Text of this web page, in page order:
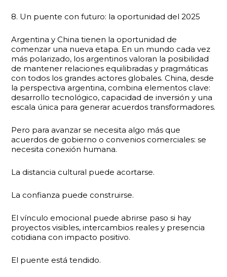
8. Un puente con futuro: la oportunidad del 2025
Argentina y China tienen la oportunidad de
comenzar una nueva etapa. En un mundo cada vez
más polarizado, los argentinos valoran la posibilidad
de mantener relaciones equilibradas y pragmáticas
con todos los grandes actores globales. China, desde
la perspectiva argentina, combina elementos clave:
desarrollo tecnológico, capacidad de inversión y una
escala única para generar acuerdos transformadores.
Pero para avanzar se necesita algo más que
acuerdos de gobierno o convenios comerciales: se
necesita conexión humana.
La distancia cultural puede acortarse.
La confianza puede construirse.
El vínculo emocional puede abrirse paso si hay
proyectos visibles, intercambios reales y presencia
cotidiana con impacto positivo.
El puente está tendido.